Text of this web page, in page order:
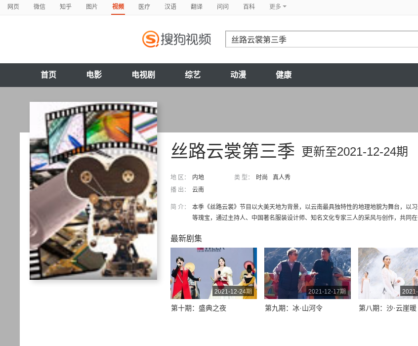
网页 微信 知乎 图片 视频 医疗 汉语 翻译 问问 百科 更多
首页 电影 电视剧 综艺 动漫 健康
更新至2021-12-24期
丝路云裳第三季
地 区： 内地 类 型： 时尚
真人秀
播 出：
云南
简 介：
本季《丝路云裳》节目以大美天地为背景，以云南最具独特性的地理地貌为舞台，以
等瑰宝，通过主持人、中国著名服装设计师、知名文化专家三人的采风与创作，共同
最新剧集
2021-12-24期
第十期：盛典之夜
2021-12-17期
第九期：冰·山河令 第八期：沙·云崖暖